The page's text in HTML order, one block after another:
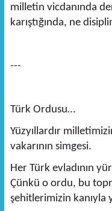
milletin vicdanında
karıştığında, ne
---
Türk Ordusu…
Yüzyıllardır
vakarının simgesi.
Her Türk evladının
Çünkü o ordu, bu
şehitlerimizin